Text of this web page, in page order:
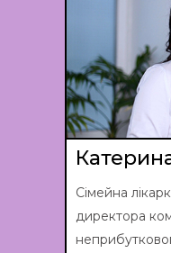
Сімейна
директора